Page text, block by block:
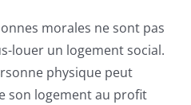
morales ne sont pas
louer un logement social.
physique peut
son logement au profit